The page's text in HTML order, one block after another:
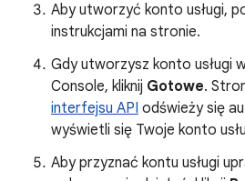
Aby utworzyć konto usługi,
instrukcjami na stronie.
Gdy utworzysz konto usługi
Console, kliknij Gotowe.
interfejsu API odświeży się
wyświetli się Twoje konto
Aby przyznać kontu usługi